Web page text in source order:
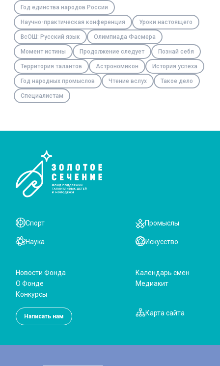
Год единства народов России
Научно-практическая конференция Уроки настоящего
ВсОШ: Русский язык Олимпиада Фасмера
Момент истины Продолжение следует Познай себя
Территория талантов Астрономикон История успеха
Год народных промыслов Чтение вслух Такое дело
Специалистам
Наука
Спорт
Искусство
Промыслы
Карта сайта
Написать нам
Новости Фонда
О Фонде
Конкурсы
Календарь смен
Медиакит